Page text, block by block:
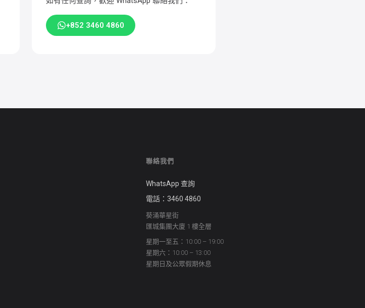
+852 3460 4860
聯絡我們
WhatsApp 查詢
電話：3460 4860
葵涌華星街
匯城集團大廈 1 樓全層
星期一至五：10:00 – 19:00
星期六：10:00 – 13:00
星期日及公眾假期休息